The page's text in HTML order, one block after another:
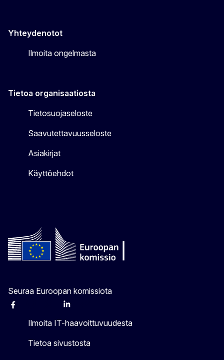
Yhteydenotot
Ilmoita ongelmasta
Tietoa organisaatiosta
Tietosuojaseloste
Saavutettavuusseloste
Asiakirjat
Käyttöehdot
Seuraa Euroopan komissiota
Facebook Linkedin
Ilmoita IT-haavoittuvuudesta
Tietoa sivustosta